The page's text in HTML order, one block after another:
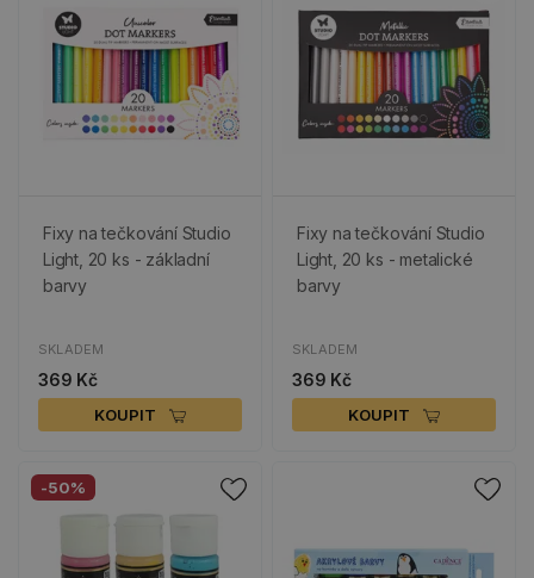
Fixy na tečkování Studio
Light, 20 ks - základní
barvy
SKLADEM
369 Kč
KOUPIT
Fixy na tečkování Studio
Light, 20 ks - metalické
barvy
SKLADEM
369 Kč
KOUPIT
-50%